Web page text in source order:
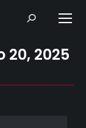
Search:
20, 2025